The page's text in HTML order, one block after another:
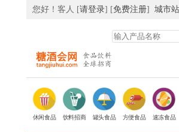
您好！客人 [请登录] [免费注册] 城市站
休闲食品 饮料招商 罐头食品 方便食品 速冻食品